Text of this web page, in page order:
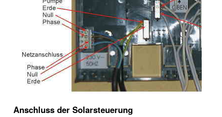
Anschluss der Solarsteuerung